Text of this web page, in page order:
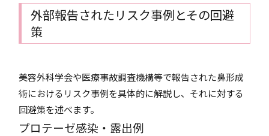
外部報告されたリスク事例とその回避
策
美容外科学会や医療事故調査機構等で報告された鼻形成
術におけるリスク事例を具体的に解説し、それに対する
回避策を述べます。
プロテーゼ感染・露出例